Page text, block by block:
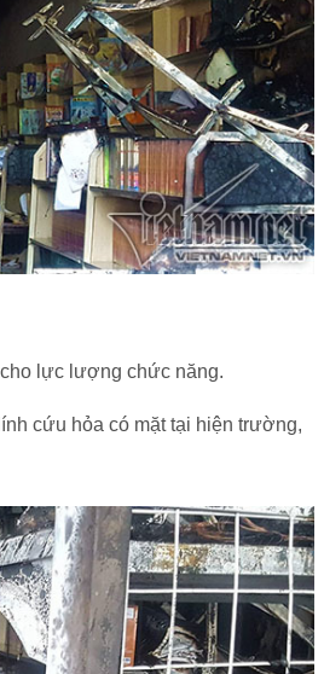
lực lượng chức năng.
cứu hỏa có mặt tại hiện trường,